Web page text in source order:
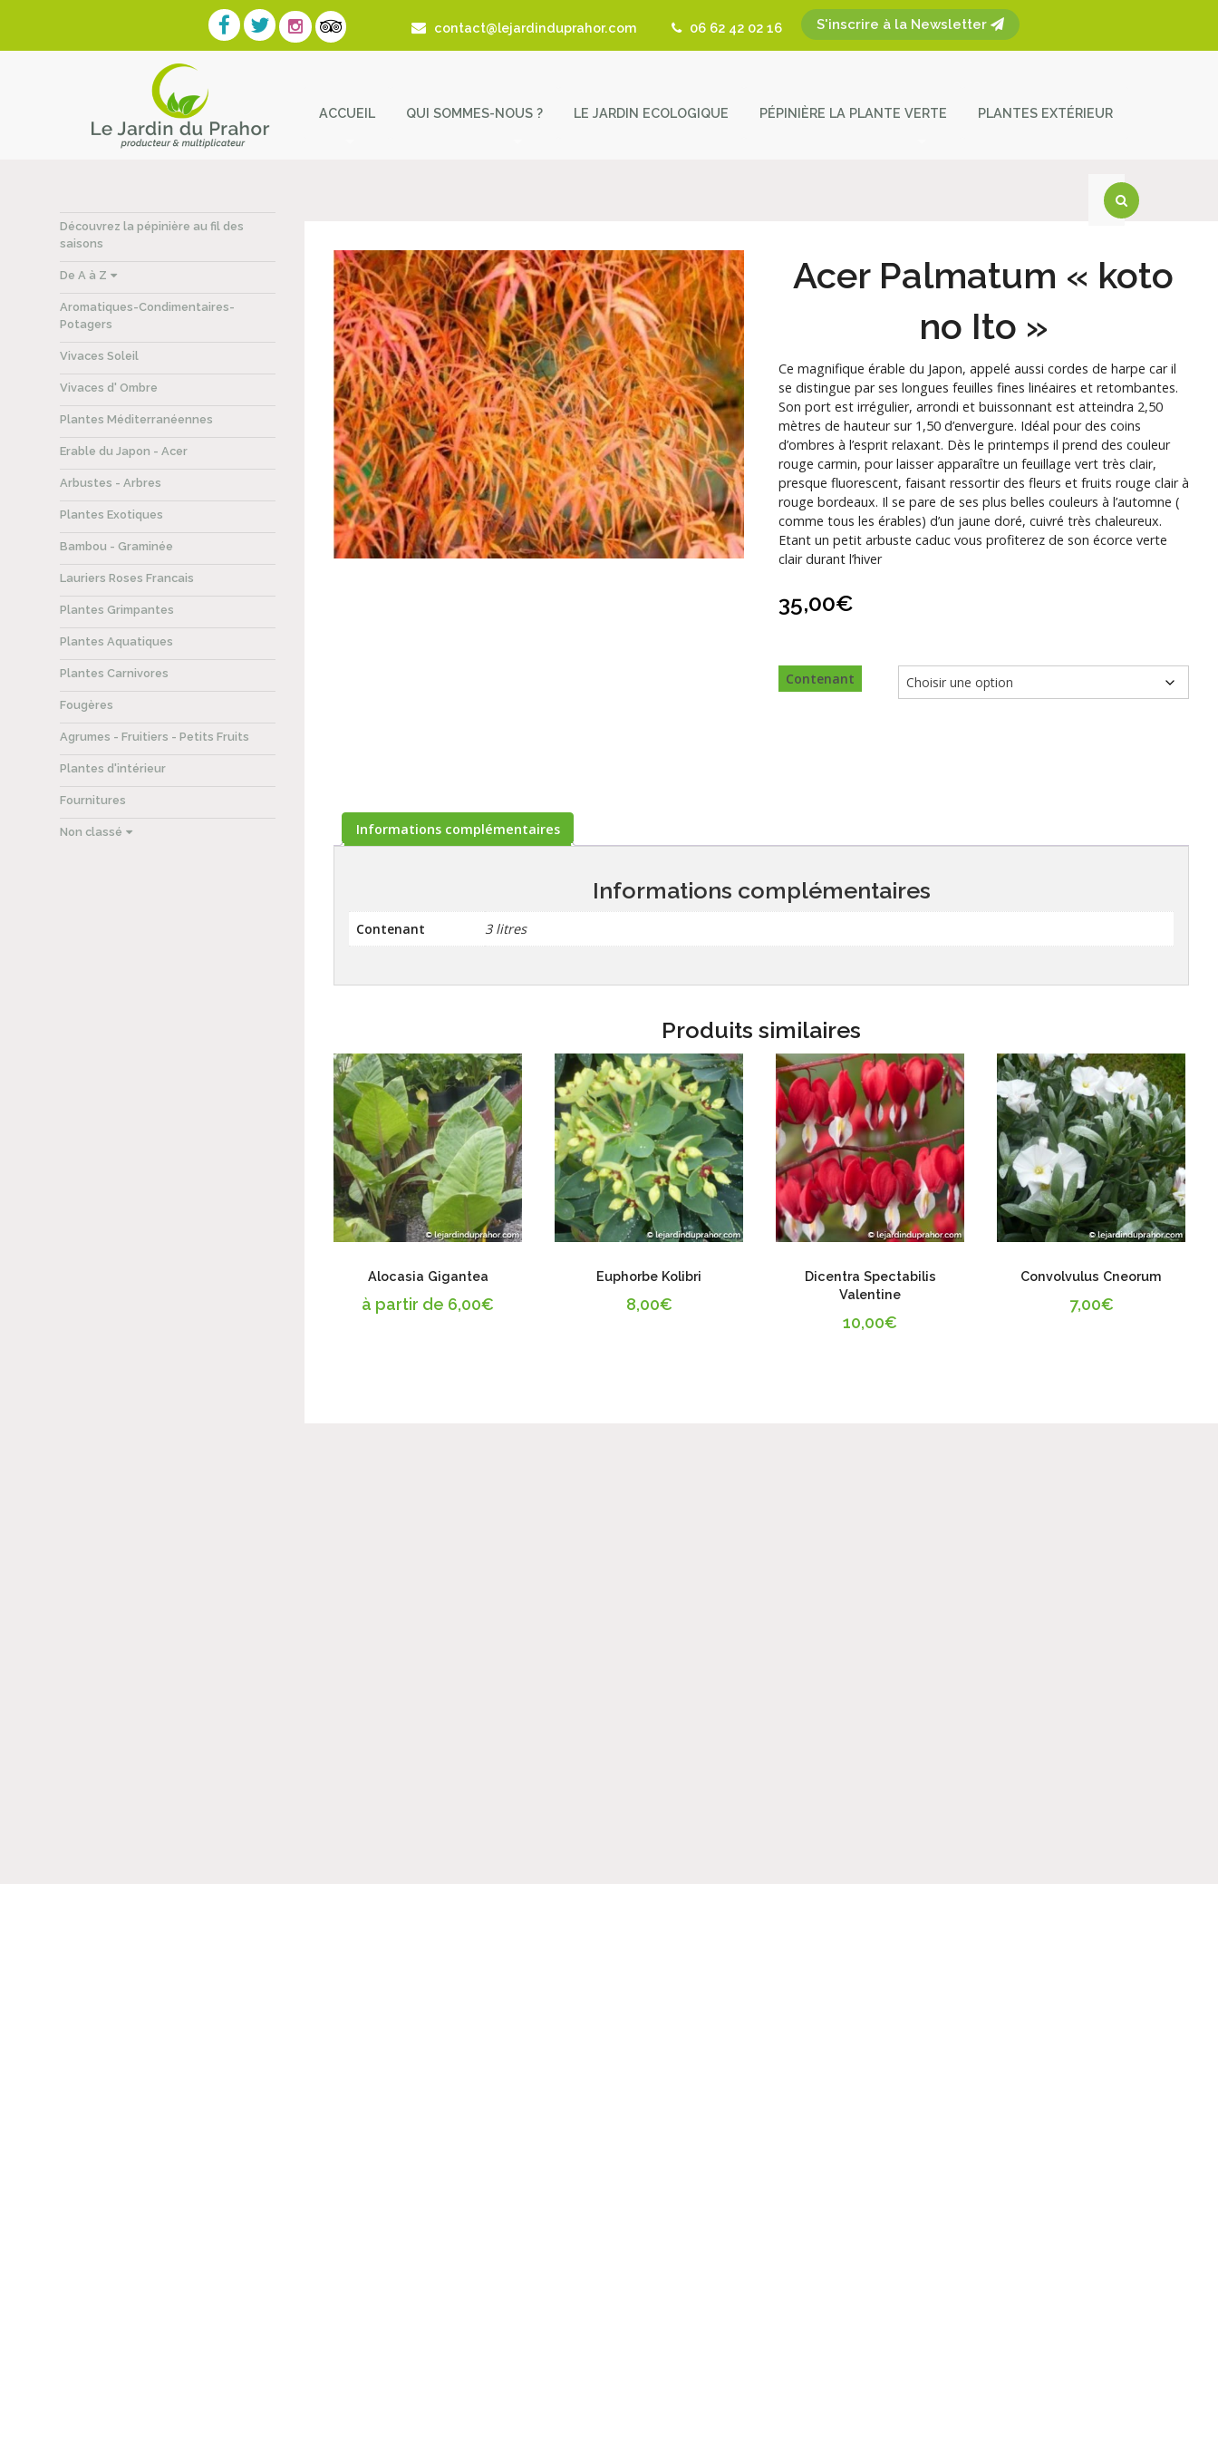
contact@lejardinduprahor.com 06 62 42 02 16 S'inscrire à la Newsletter
ACCUEIL QUI SOMMES-NOUS ?
Actualités
Revue de presse
Coup de Coeur – Liens utiles
LE JARDIN ECOLOGIQUE PÉPINIÈRE LA PLANTE VERTE PLANTES EXTÉRIEUR
Découvrez la pépinière au fil des
saisons
De A à Z
Aromatiques-Condimentaires-
Potagers
Vivaces Soleil
Vivaces d' Ombre
Plantes Méditerranéennes
Erable du Japon - Acer
Arbustes - Arbres
Plantes Exotiques
Bambou - Graminée
Lauriers Roses Francais
Plantes Grimpantes
Plantes Aquatiques
Plantes Carnivores
Fougères
Agrumes - Fruitiers - Petits Fruits
Plantes d'intérieur
Fournitures
Non classé
Acer Palmatum « koto
no Ito »
Ce magnifique érable du Japon, appelé aussi cordes de harpe car il
se distingue par ses longues feuilles fines linéaires et retombantes.
Son port est irrégulier, arrondi et buissonnant est atteindra 2,50
mètres de hauteur sur 1,50 d’envergure. Idéal pour des coins
d’ombres à l’esprit relaxant. Dès le printemps il prend des couleur
rouge carmin, pour laisser apparaître un feuillage vert très clair,
presque fluorescent, faisant ressortir des fleurs et fruits rouge clair à
rouge bordeaux. Il se pare de ses plus belles couleurs à l’automne (
comme tous les érables) d’un jaune doré, cuivré très chaleureux.
Etant un petit arbuste caduc vous profiterez de son écorce verte
clair durant l’hiver
35,00€
Contenant
Informations complémentaires
Informations complémentaires
Contenant 3 litres
Produits similaires
Alocasia Gigantea
à partir de 6,00€
Euphorbe Kolibri
8,00€
Dicentra Spectabilis
Valentine
10,00€
Convolvulus Cneorum
7,00€